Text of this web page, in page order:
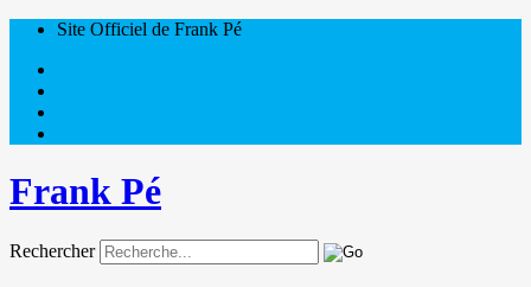
Site Officiel de Frank Pé
Frank Pé
Rechercher